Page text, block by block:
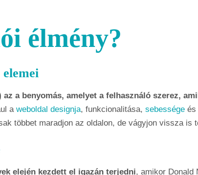
élmény?
elemei
a benyomás, amelyet a felhasználó szerez,
a weboldal designja, funkcionalitása, sebessége és
többet maradjon az oldalon, de vágyjon vissza is
elején kezdett el igazán terjedni, amikor Donald